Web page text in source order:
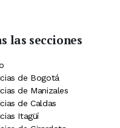
en Telegram
Pinterest
las secciones
de Bogotá
de Manizales
de Caldas
Itagüí